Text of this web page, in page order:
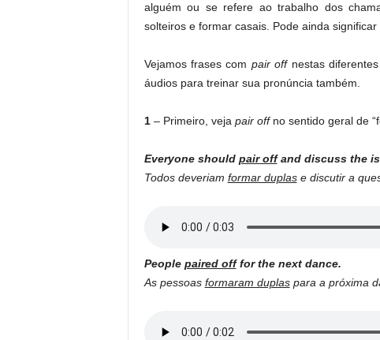
alguém ou se refere ao trabalho dos
solteiros e formar casais. Pode ainda significar
Vejamos frases com pair offnestas
áudios para treinar sua pronúncia também.
1– Primeiro, veja pair offno sentido geral de
Everyone should pair offand discuss the
Todos deveriam formar duplase discutir a
People paired offfor the next dance.
As pessoas formaram duplaspara a próxima